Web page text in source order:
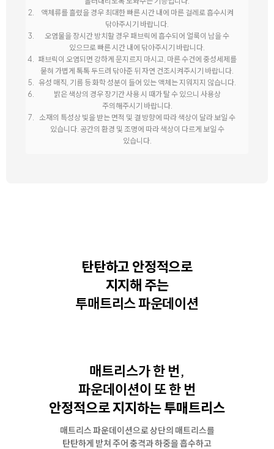
액체류를 흘렸을 경우 최대한 빠른 시간 내에 마른 걸레로 흡수시켜
닦아주시기 바랍니다.
오염물을 장시간 방치할 경우 패브릭에 흡수되어 얼룩이 남을 수
있으므로 빠른 시간 내에 닦아주시기 바랍니다.
패브릭이 오염되면 강하게 문지르지 마시고, 마른 수건에 중성세제를
묻혀 가볍게 톡톡 두드려 닦아준 뒤 자연 건조시켜주시기 바랍니다.
유성 매직, 기름 등 화학 성분이 들어 있는 액체는 지워지지 않습니다.
밝은 색상의 경우 장기간 사용 시 때가 탈 수 있으니 사용상
주의해주시기 바랍니다.
소재의 특성상 빛을 받는 면적 및 결 방향에 따라 색상이 달라 보일 수
있습니다. 공간의 환경 및 조명에 따라 색상이 다르게 보일 수
있습니다.
탄탄하고 안정적으로
지지해 주는
투매트리스 파운데이션
매트리스가 한 번,
파운데이션이 또 한 번
안정적으로 지지하는 투매트리스
매트리스 파운데이션으로 상단의 매트리스를
탄탄하게 받쳐 주어충격과 하중을 흡수하고